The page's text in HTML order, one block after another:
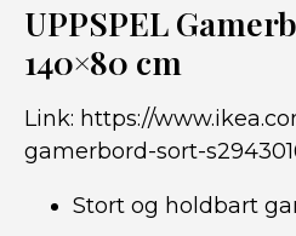
UPPSPEL
140×80 cm
Link: https://
gamerbord-sort-
Stort og holdbart